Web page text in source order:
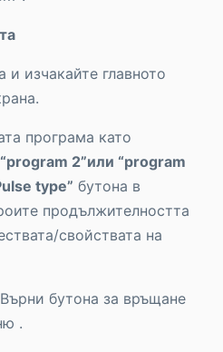
и изчакайте главното
програма като
2”или “program
type” бутона в
продължителността
свойствата на
Върни бутона за връщане
.